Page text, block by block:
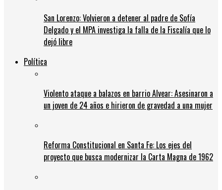
San Lorenzo: Volvieron a detener al padre de Sofía
Delgado y el MPA investiga la falla de la Fiscalía que lo
dejó libre
Política
Violento ataque a balazos en barrio Alvear: Asesinaron a
un joven de 24 años e hirieron de gravedad a una mujer
Reforma Constitucional en Santa Fe: Los ejes del
proyecto que busca modernizar la Carta Magna de 1962